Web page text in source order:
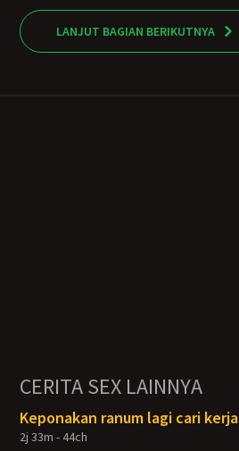
LANJUT BAGIAN BERIKUTNYA
CERITA SEX LAINNYA
Keponakan ranum lagi cari kerja
2j 33m - 44ch